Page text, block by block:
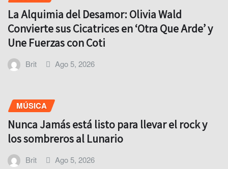
La Alquimia del Desamor: Olivia Wald
Convierte sus Cicatrices en ‘Otra Que Arde’ y
Une Fuerzas con Coti
Brit Ago 5, 2026
MÚSICA
Nunca Jamás está listo para llevar el rock y
los sombreros al Lunario
Brit Ago 5, 2026